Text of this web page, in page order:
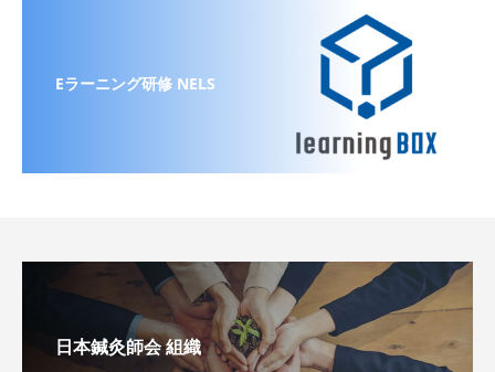
Eラーニング研修 NELS
日本鍼灸師会 組織